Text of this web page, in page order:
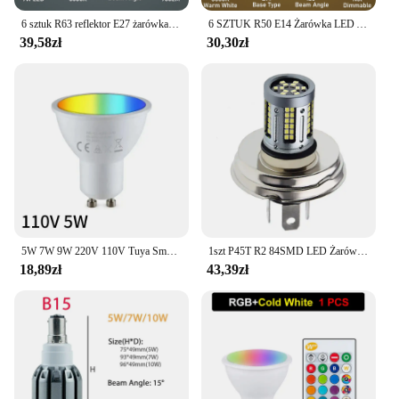
**Durable and Long-Lasting**
Crafted from high-quality materials, this
reflektrmetr is designed to withstand the test of
time. Its robust construction ensures that it can
withstand the rigors of daily use, making it a
reliable choice for both residential and commercial
environments. Moreover, the reflektrmetr's energy-
efficient design not only enhances your lighting
setup but also contributes to energy savings,
making it an eco-friendly choice for lighting
enthusiasts.
6 sztuk R63 reflektor E27 żarówka LED AC220-240V zimny biały/ciepły biały 9W odpowiednik 60W żarówki reflektorowe LED 900 lm 120 ° Kąt wiązki
39,58zł
6 SZTUK R50 E14 Żarówka LED AC220V 5W 3000K Ciepła biel 6500K Chłodna biel 500lm 120 ° Żarówki punktowe LED pod kątem wiązki
30,30zł
5W 7W 9W 220V 110V Tuya Smart WiFi GU10 Żarówka LED Reflektor Alexa Lampa RGBCW Smart Life Kontrola aplikacji Współpracuje z Google Home Echo
18,89zł
1szt P45T R2 84SMD LED Żarówka przedniego reflektora motocyklowego DC 9V -50V Światło drogowe Białe 6000K Reflektor motocyklowy motorower skuter
43,39zł